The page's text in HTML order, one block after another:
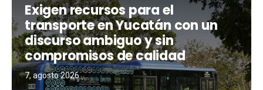
Exigen recursos para el
transporte en Yucatán con un
discurso ambiguo y sin
compromisos de calidad
7, agosto 2026